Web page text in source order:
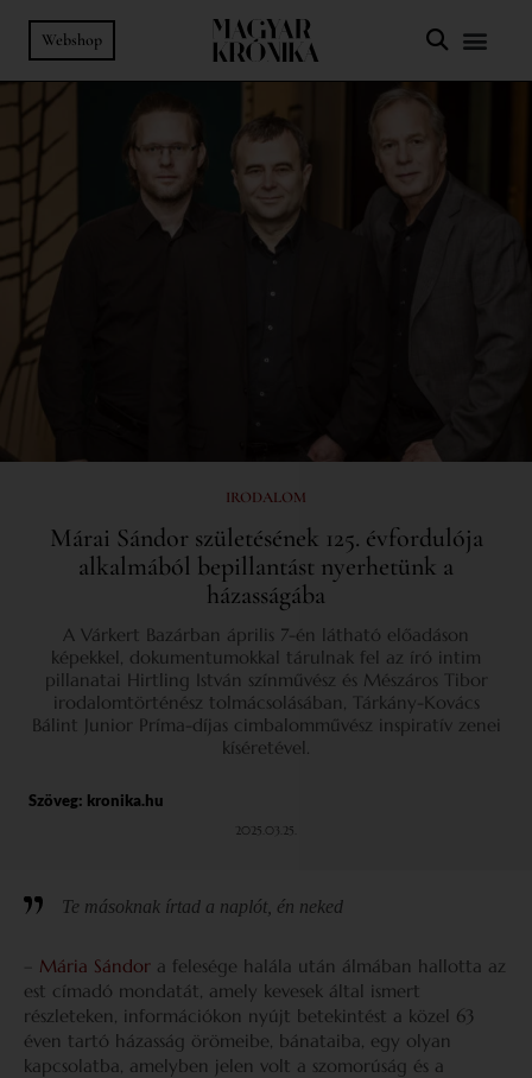
Webshop
IRODALOM
Márai Sándor születésének 125. évfordulója
alkalmából bepillantást nyerhetünk a
házasságába
A Várkert Bazárban április 7-én látható előadáson
képekkel, dokumentumokkal tárulnak fel az író intim
pillanatai Hirtling István színművész és Mészáros Tibor
irodalomtörténész tolmácsolásában, Tárkány-Kovács
Bálint Junior Príma-díjas cimbalomművész inspiratív zenei
kíséretével.
Szöveg: kronika.hu
2025.03.25.
Te másoknak írtad a naplót, én neked
Mária Sándor a felesége halála után álmában hallotta az
est címadó mondatát, amely kevesek által ismert
részleteken, információkon nyújt betekintést a közel 63
éven tartó házasság örömeibe, bánataiba, egy olyan
kapcsolatba, amelyben jelen volt a szomorúság és a